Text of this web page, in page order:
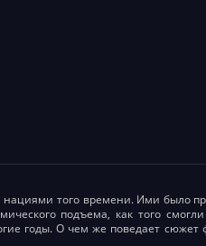
того времени. Ими было
подъема, как того
годы. О чем же поведает